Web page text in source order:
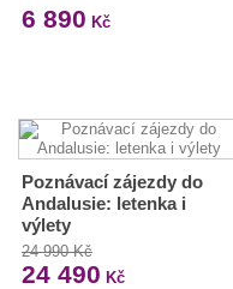
6 890 Kč
Poznávací zájezdy do
Andalusie: letenka i
výlety
24 990 Kč
24 490 Kč